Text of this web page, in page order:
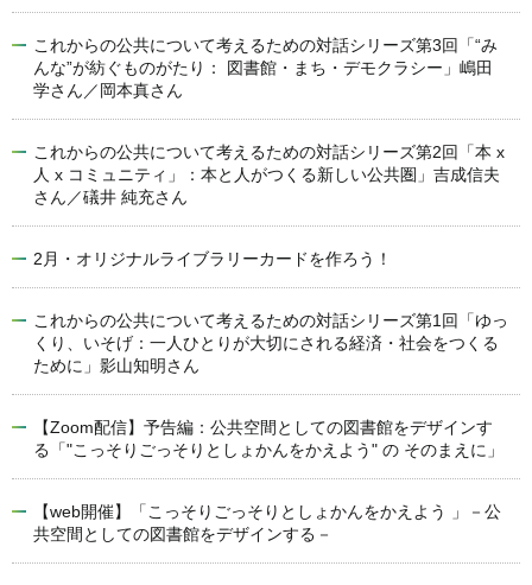
これからの公共について考えるための対話シリーズ第3回「“み
んな”が紡ぐものがたり： 図書館・まち・デモクラシー」嶋田
学さん／岡本真さん
これからの公共について考えるための対話シリーズ第2回「本 x
人 x コミュニティ」：本と人がつくる新しい公共圏」吉成信夫
さん／礒井 純充さん
2月・オリジナルライブラリーカードを作ろう！
これからの公共について考えるための対話シリーズ第1回「ゆっ
くり、いそげ：一人ひとりが大切にされる経済・社会をつくる
ために」影山知明さん
【Zoom配信】予告編：公共空間としての図書館をデザインす
る「"こっそりごっそりとしょかんをかえよう" の そのまえに」
【web開催】「こっそりごっそりとしょかんをかえよう 」－公
共空間としての図書館をデザインする－